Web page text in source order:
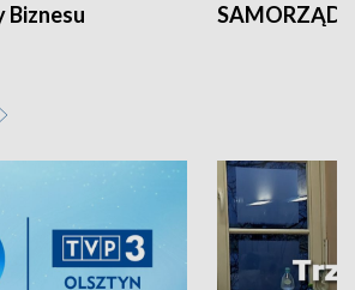
Biznesu SAMORZĄD